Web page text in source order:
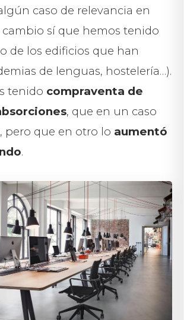
caso de relevancia en
cambio sí que hemos tenido
de los edificios que han
de lenguas, hostelería…).
tenido compraventa de
, que en un caso
pero que en otro lo aumentó
.